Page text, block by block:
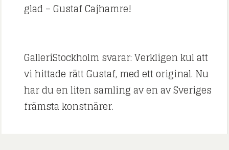
glad – Gustaf Cajhamre!
GalleriStockholm svarar: Verkligen kul att
vi hittade rätt Gustaf, med ett original. Nu
har du en liten samling av en av Sveriges
främsta konstnärer.